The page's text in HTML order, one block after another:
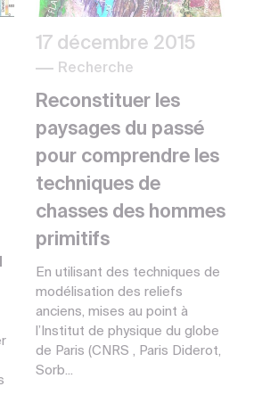
17 décembre 2015
Recherche
Reconstituer les
paysages du passé
pour comprendre les
techniques de
chasses des hommes
primitifs
En utilisant des techniques de
modélisation des reliefs
anciens, mises au point à
l’Institut de physique du globe
de Paris (CNRS , Paris Diderot,
Sorb...